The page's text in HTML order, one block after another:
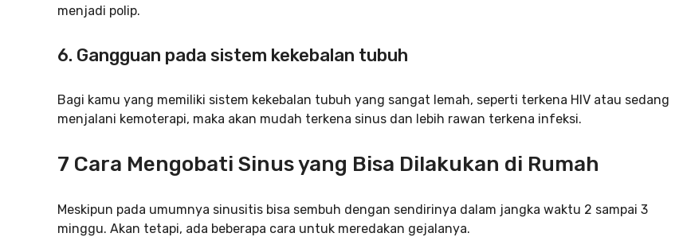
menjadi polip.
6. Gangguan pada sistem kekebalan tubuh
Bagi kamu yang memiliki sistem kekebalan tubuh yang sangat lemah, seperti terkena HIV atau sedang
menjalani kemoterapi, maka akan mudah terkena sinus dan lebih rawan terkena infeksi.
7 Cara Mengobati Sinus yang Bisa Dilakukan di Rumah
Meskipun pada umumnya sinusitis bisa sembuh dengan sendirinya dalam jangka waktu 2 sampai 3
minggu. Akan tetapi, ada beberapa cara untuk meredakan gejalanya.